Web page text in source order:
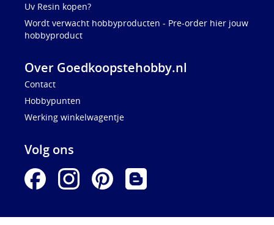
Uv Resin kopen?
Wordt verwacht hobbyproducten - Pre-order hier jouw
hobbyproduct
Over Goedkoopstehobby.nl
Contact
Hobbypunten
Werking winkelwagentje
Volg ons